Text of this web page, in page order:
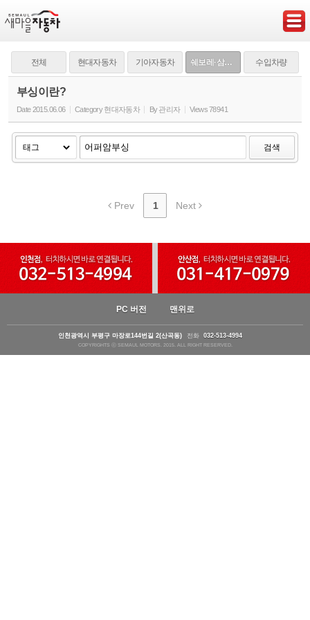
전체 현대자동차 기아자동차 쉐보레·삼성·쌍용 수입차량
부싱이란?
Date2015.06.06 Category 현대자동차 By 관리자 Views78941
검색
Prev 1 Next
PC 버전 맨위로
인천광역시 부평구 마장로144번길 2(산곡동) 전화 032-513-4994
COPYRIGHTS ⓒ SEMAUL MOTORS. 2015. ALL RIGHT RESERVED.
Sketchbook5, 스케치북5
Sketchbook5, 스케치북5